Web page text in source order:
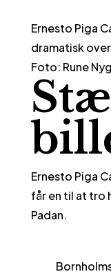
Ernesto Piga
dramatisk
Foto: Rune
Ernesto Piga
får en til at tro
Padan.